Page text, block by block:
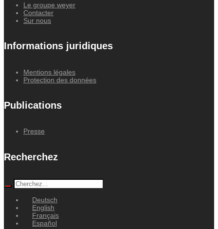
Le groupe weyer
Contacter
Sur nous
Informations juridiques
Mentions légales
Protection des données
Publications
Presse
Recherchez
Deutsch
English
Français
Español